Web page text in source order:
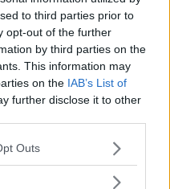
to third parties prior to
opt-out of the further
by third parties on the
This information may
on the IAB’s List of
further disclose it to other
uses one or more Google
You may click to
Outs